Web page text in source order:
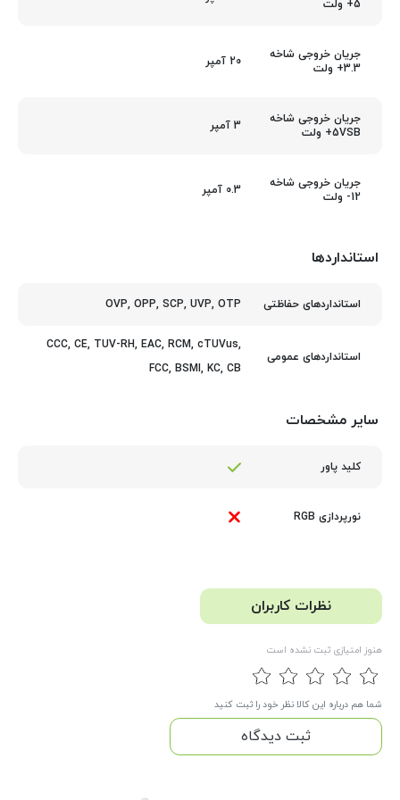
5+ ولت
جریان خروجی شاخه
3.3+ ولت
20 آمپر
جریان خروجی شاخه
5VSB+ ولت
3 آمپر
جریان خروجی شاخه
12- ولت
0.3 آمپر
استانداردها
استانداردهای حفاظتی OVP, OPP, SCP, UVP, OTP
استانداردهای عمومی
CCC, CE, TUV-RH, EAC, RCM, cTUVus,
FCC, BSMI, KC, CB
سایر مشخصات
کلید پاور
نورپردازی RGB
نظرات کاربران
هنوز امتیازی ثبت نشده است
شما هم درباره این کالا نظر خود را ثبت کنید
ثبت دیدگاه